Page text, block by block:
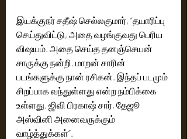
இயக்குநர் சதீஷ் செல்லகுமார், “தயாரிப்பு
செய்துவிட்டு, அதை வழங்குவது பெரிய
விஷயம். அதை செய்த தனஞ்செயன்
சாருக்கு நன்றி. மாறன் சாரின்
படங்களுக்கு நான் ரசிகன். இந்தப் படமும்
சிறப்பாக வந்துள்ளது என்ற நம்பிக்கை
உள்ளது. ஜிவி பிரகாஷ் சார், தேஜூ
அஸ்வினி அனைவருக்கும்
வாழ்த்துக்கள்”.